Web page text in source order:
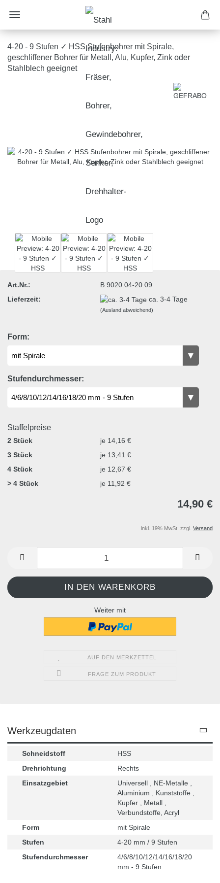
4-20 - 9 Stufen ✓ HSS Stufenbohrer mit Spirale,
geschliffener Bohrer für Metall, Alu, Kupfer, Zink oder
Stahlblech geeignet
Art.Nr.:
B.9020.04-20.09
Lieferzeit:
ca. 3-4 Tage
(Ausland abweichend)
Form:
Stufendurchmesser:
Staffelpreise
2 Stück
je 14,16 €
3 Stück
je 13,41 €
4 Stück
je 12,67 €
> 4 Stück
je 11,92 €
14,90 €
inkl. 19% MwSt. zzgl. Versand
Weiter mit
AUF DEN MERKZETTEL
FRAGE ZUM PRODUKT
Werkzeugdaten
Schneidstoff
HSS
Drehrichtung
Rechts
Einsatzgebiet
Universell , NE-Metalle ,
Aluminium , Kunststoffe ,
Kupfer , Metall ,
Verbundstoffe, Acryl
Form
mit Spirale
Stufen
4-20 mm / 9 Stufen
Stufendurchmesser
4/6/8/10/12/14/16/18/20
mm - 9 Stufen